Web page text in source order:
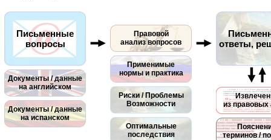
Письменные
вопросы
Документы / данные
на английском
Документы / данные
на испанском
Правовой
анализ вопросов
Применимые
нормы и практика
Риски / Проблемы
Возможности
Оптимальные
последствия
ответы,
из правовых
терминов /